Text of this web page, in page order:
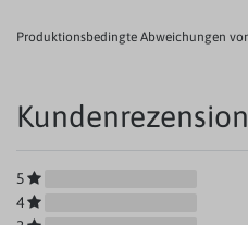
Produktionsbedingte Abweichungen
5
4